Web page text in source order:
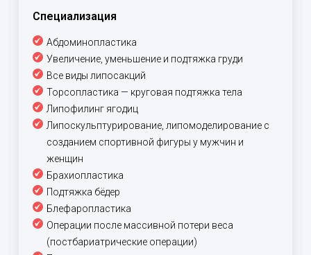
Специализация
Абдоминопластика
Увеличение, уменьшение и подтяжка груди
Все виды липосакций
Торсопластика — круговая подтяжка тела
Липофилинг ягодиц
Липоскульптурирование, липомоделирование с
созданием спортивной фигуры у мужчин и
женщин
Брахиопластика
Подтяжка бёдер
Блефаропластика
Операции после массивной потери веса
(постбариатрические операции)